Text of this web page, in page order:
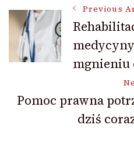
Post
Navigation
Previous
mgnieniu
Pomoc prawna
dziś